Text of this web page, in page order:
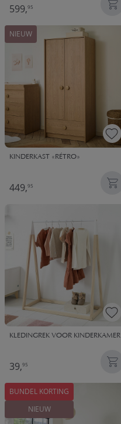
599,95
NIEUW
KINDERKAST «RÉTRO»
449,95
KLEDINGREK VOOR KINDERKAMER
39,95
BUNDEL KORTING
NIEUW